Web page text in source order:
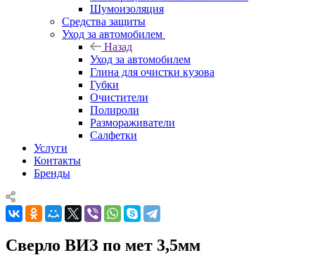
Шумоизоляция
Средства защиты
Уход за автомобилем
Назад
Уход за автомобилем
Глина для очистки кузова
Губки
Очистители
Полироли
Размораживатели
Салфетки
Услуги
Контакты
Бренды
Сверло ВИЗ по мет 3,5мм